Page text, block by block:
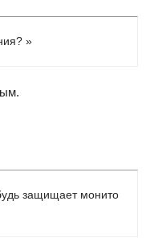
»
защищает монито